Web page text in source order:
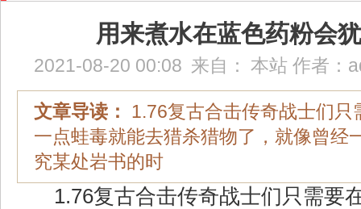
用来煮水在蓝色药粉会
2021-08-20 00:08 来自： 本站 作者：
文章导读：
1.76复古合击传奇战士们只
一点蛙毒就能去猎杀猎物了，就像曾经
究某处岩书的时
1.76复古合击传奇战士们只需要